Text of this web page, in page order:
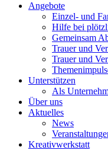
Angebote
Einzel- und
Hilfe bei
Gemeinsam
Trauer und
Trauer und
Unterstützen
Als
Über uns
Aktuelles
News
Kreativwerkstatt